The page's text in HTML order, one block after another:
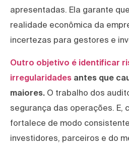
apresentadas. Ela garante
realidade econômica da
incertezas para gestores e
Outro objetivo é identificar
irregularidades antes que
maiores. O trabalho dos
segurança das operações. E,
fortalece de modo
investidores, parceiros e do